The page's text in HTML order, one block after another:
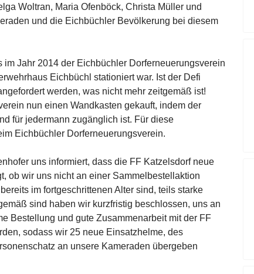
Woltran, Maria Ofenböck, Christa Müller und
und die Eichbüchler Bevölkerung bei diesem
Jahr 2014 der Eichbüchler Dorferneuerungsverein
Eichbüchl stationiert war. Ist der Defi
werden, was nicht mehr zeitgemäß ist!
nun einen Wandkasten gekauft, indem der
für jedermann zugänglich ist. Für diese
Eichbüchler Dorferneuerungsverein.
uns informiert, dass die FF Katzelsdorf neue
ob wir uns nicht an einer Sammelbestellaktion
im fortgeschrittenen Alter sind, teils starke
sind haben wir kurzfristig beschlossen, uns an
Bestellung und gute Zusammenarbeit mit der FF
sodass wir 25 neue Einsatzhelme, des
an unsere Kameraden übergeben